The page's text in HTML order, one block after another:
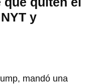
y
mandó una